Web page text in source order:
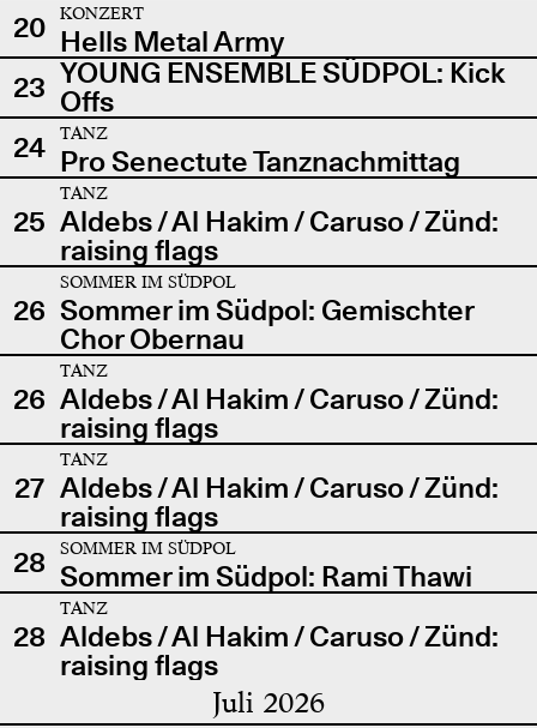
20
KONZERT
Hells Metal Army
23 YOUNG ENSEMBLE SÜDPOL: Kick
Offs
24
TANZ
Pro Senectute Tanznachmittag
25
TANZ
Aldebs / Al Hakim / Caruso / Zünd:
raising flags
26
SOMMER IM SÜDPOL
Sommer im Südpol: Gemischter
Chor Obernau
26
TANZ
Aldebs / Al Hakim / Caruso / Zünd:
raising flags
27
TANZ
Aldebs / Al Hakim / Caruso / Zünd:
raising flags
28
SOMMER IM SÜDPOL
Sommer im Südpol: Rami Thawi
28
TANZ
Aldebs / Al Hakim / Caruso / Zünd:
raising flags
Juli 2026